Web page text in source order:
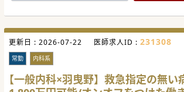
更新日 : 2026-07-22 医師求人ID : 231308
常勤 内科系
【一般内科×羽曳野】救急指定の無い